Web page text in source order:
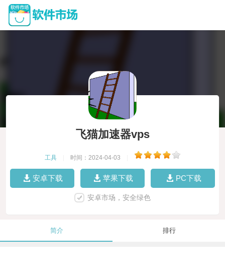
飞猫加速器vps
工具 时间：2024-04-03
安卓下载 苹果下载 PC下载
安卓市场，安全绿色
简介 排行